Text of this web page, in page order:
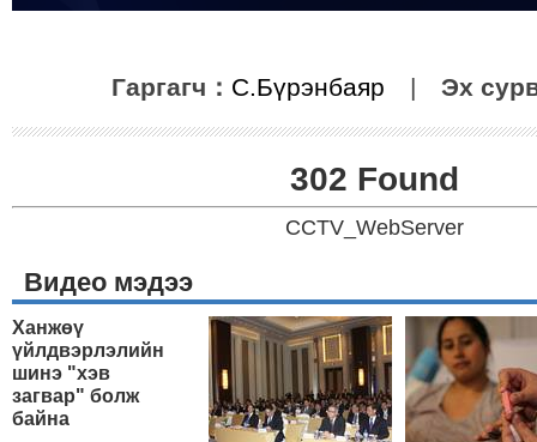
Гаргагч： С.Бүрэнбаяр | Эх
302 Found
CCTV_WebServer
Видео мэдээ
Ханжөү
үйлдвэрлэлийн
шинэ "хэв
загвар" болж
байна